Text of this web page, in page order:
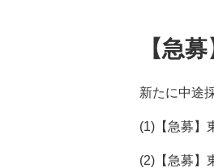
【急
新たに中途
(1)【急募】
(2)【急募】